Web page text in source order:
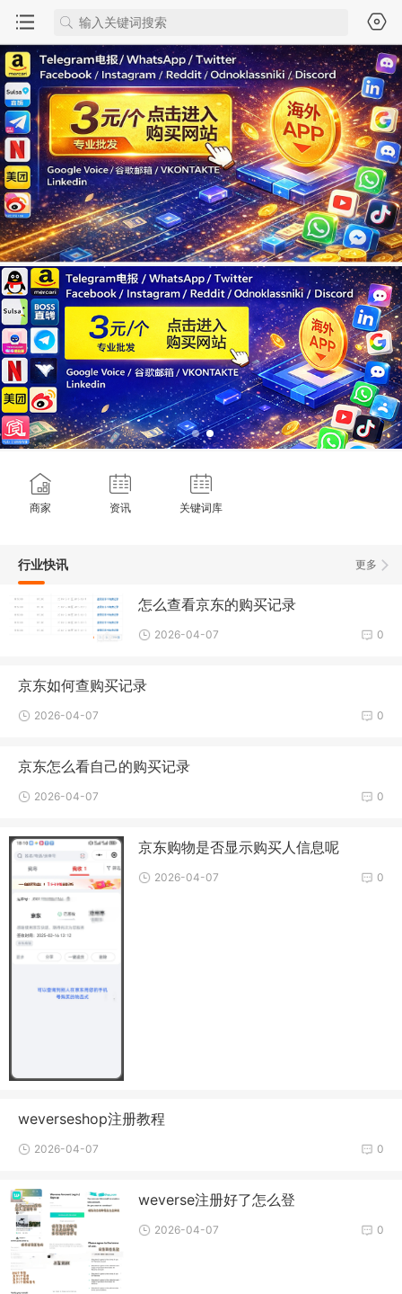
商家 资讯 关键词库
更多
行业快讯
怎么查看京东的购买记录
0
2026-04-07
京东如何查购买记录
0
2026-04-07
京东怎么看自己的购买记录
0
2026-04-07
京东购物是否显示购买人信息呢
0
2026-04-07
weverseshop注册教程
0
2026-04-07
weverse注册好了怎么登
0
2026-04-07